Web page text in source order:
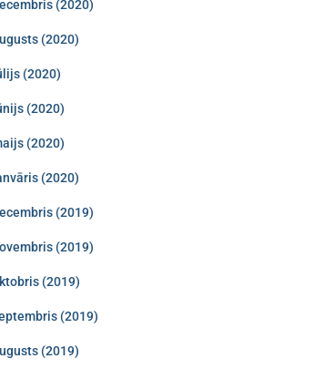
(2020)
(2020)
(2020)
(2020)
(2020)
(2020)
(2019)
(2019)
(2019)
(2019)
(2019)